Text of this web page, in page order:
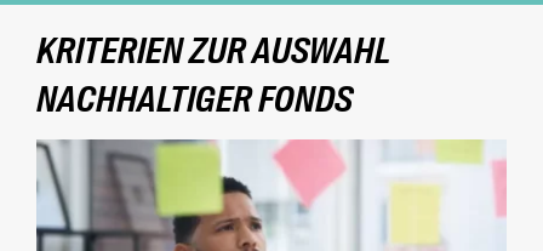
KRITERIEN ZUR AUSWAHL
NACHHALTIGER FONDS